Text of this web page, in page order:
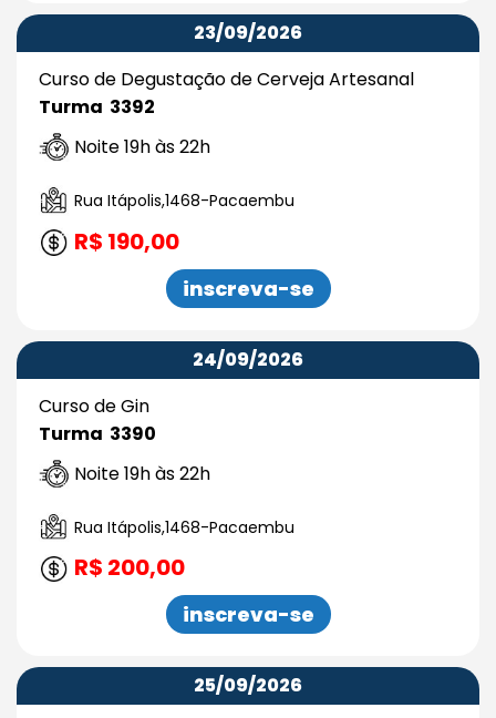
23/09/2026
Curso de Degustação de Cerveja Artesanal
Turma 3392
Noite 19h às 22h
Rua Itápolis,1468-Pacaembu
R$ 190,00
inscreva-se
24/09/2026
Curso de Gin
Turma 3390
Noite 19h às 22h
Rua Itápolis,1468-Pacaembu
R$ 200,00
inscreva-se
25/09/2026